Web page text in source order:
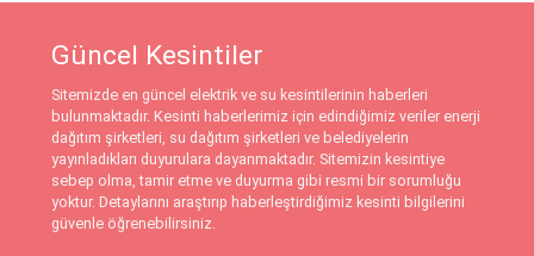
Güncel Kesintiler
Sitemizde en güncel elektrik ve su kesintilerinin haberleri
bulunmaktadır. Kesinti haberlerimiz için edindiğimiz veriler enerji
dağıtım şirketleri, su dağıtım şirketleri ve belediyelerin
yayınladıkları duyurulara dayanmaktadır. Sitemizin kesintiye
sebep olma, tamir etme ve duyurma gibi resmi bir sorumluğu
yoktur. Detaylarını araştırıp haberleştirdiğimiz kesinti bilgilerini
güvenle öğrenebilirsiniz.